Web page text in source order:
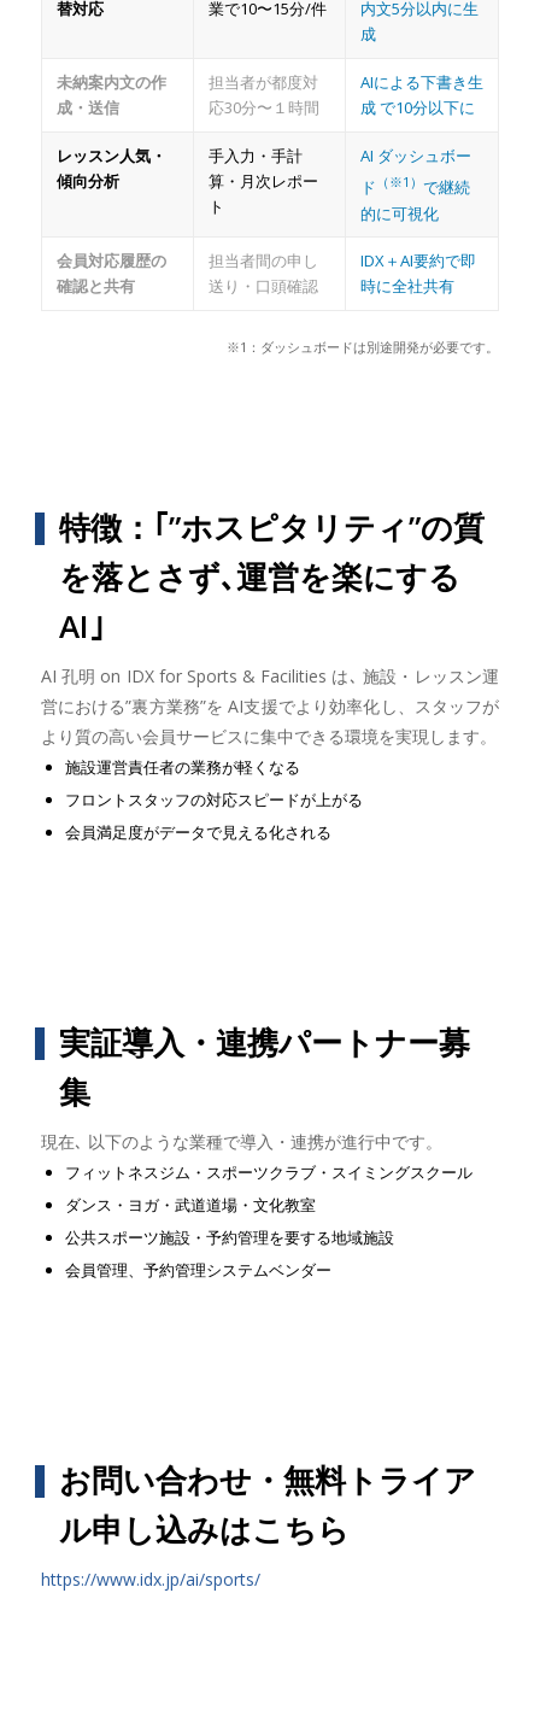
替対応 業で10〜15分/件
内文5分以内に生
成
未納案内文の作
成・送信
担当者が都度対
応30分〜１時間
AIによる下書き生
成 で10分以下に
レッスン人気・
傾向分析
手入力・手計
算・月次レポー
ト
AI ダッシュボー
ド （※1） で継続
的に可視化
会員対応履歴の
確認と共有
担当者間の申し
送り・口頭確認
IDX＋AI要約で即
時に全社共有
※1：ダッシュボードは別途開発が必要です。
特徴：｢”ホスピタリティ”の質
を落とさず､運営を楽にする
AI｣
AI 孔明 on IDX for Sports & Facilities は､ 施設・レッスン運
営における”裏方業務”を AI支援でより効率化し、スタッフが
より質の高い会員サービスに集中できる環境を実現します。
施設運営責任者の業務が軽くなる
フロントスタッフの対応スピードが上がる
会員満足度がデータで見える化される
実証導入・連携パートナー募
集
現在､ 以下のような業種で導入・連携が進行中です。
フィットネスジム・スポーツクラブ・スイミングスクール
ダンス・ヨガ・武道道場・文化教室
公共スポーツ施設・予約管理を要する地域施設
会員管理、予約管理システムベンダー
お問い合わせ・無料トライア
ル申し込みはこちら
https://www.idx.jp/ai/sports/